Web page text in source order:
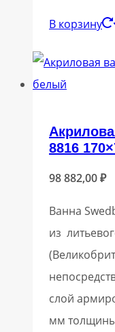
В корзину
8816
98 882,00₽
Ванна
из
слой
мм